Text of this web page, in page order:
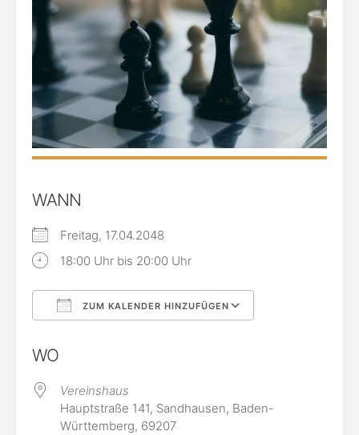
WANN
Freitag, 17.04.2048
18:00 Uhr bis 20:00 Uhr
ZUM KALENDER HINZUFÜGEN
WO
Vereinshaus
Hauptstraße 141, Sandhausen, Baden-
Württemberg, 69207